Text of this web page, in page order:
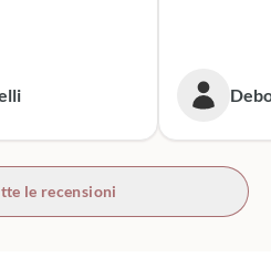
le recensioni